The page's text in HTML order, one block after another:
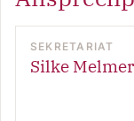
SEKRETARIAT
Silke Melmer